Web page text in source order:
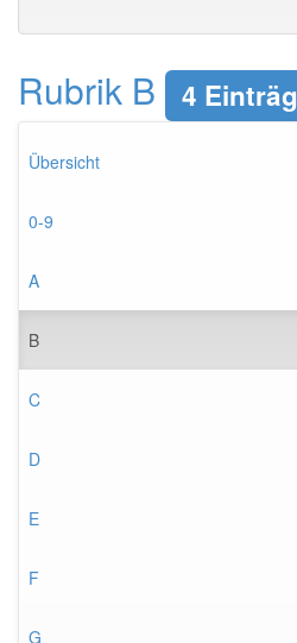
Rubrik B 4
Übersicht
0-9
A
B
C
D
E
F
G